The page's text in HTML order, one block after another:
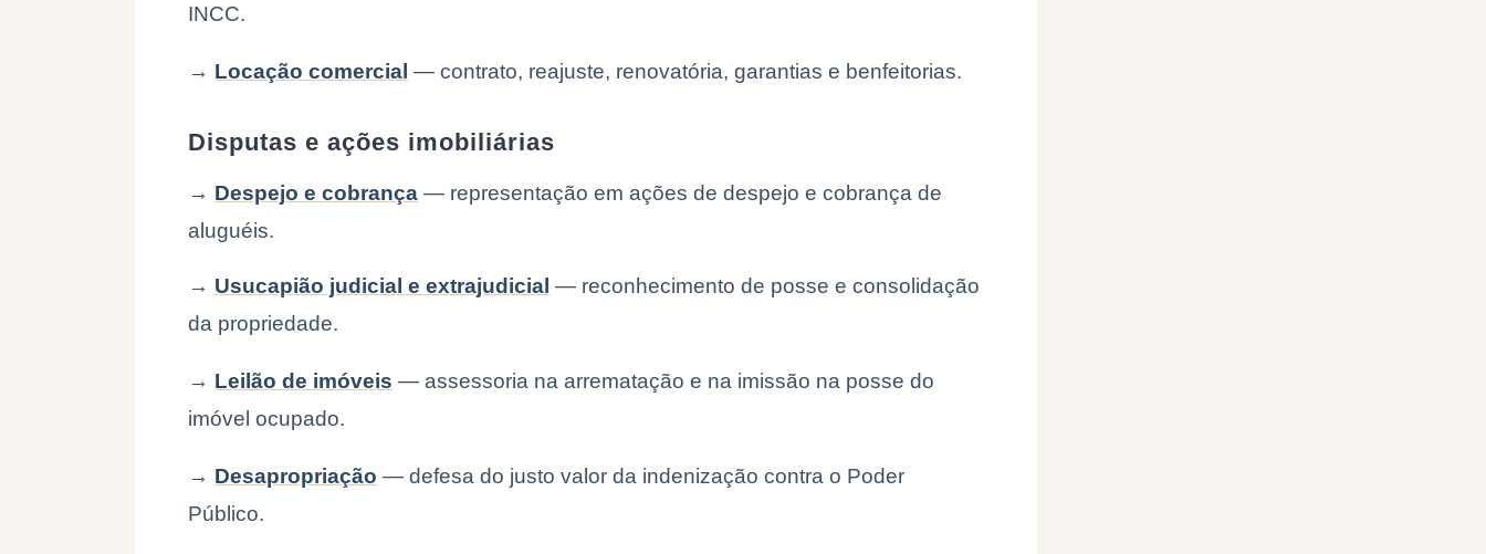
INCC.
→ Locação comercial — contrato, reajuste, renovatória, garantias e benfeitorias.
Disputas e ações imobiliárias
→ Despejo e cobrança — representação em ações de despejo e cobrança de
aluguéis.
→ Usucapião judicial e extrajudicial — reconhecimento de posse e consolidação
da propriedade.
→ Leilão de imóveis — assessoria na arrematação e na imissão na posse do
imóvel ocupado.
→ Desapropriação — defesa do justo valor da indenização contra o Poder
Público.